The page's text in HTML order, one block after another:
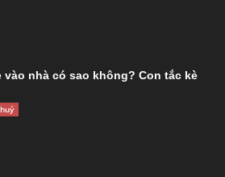
vào nhà có sao không? Con tắc kè